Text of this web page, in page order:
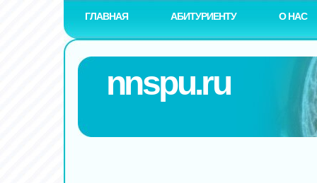
ГЛАВНАЯ АБИТУРИЕНТУ О НАС
nnspu.ru